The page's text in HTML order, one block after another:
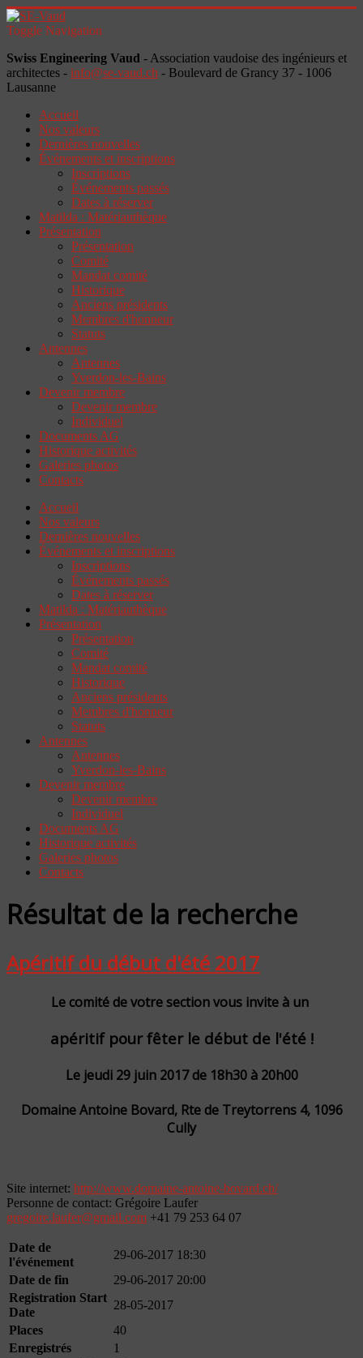
Toggle Navigation
Swiss Engineering Vaud - Association vaudoise des ingénieurs et
architectes - info@se-vaud.ch - Boulevard de Grancy 37 - 1006
Lausanne
Accueil
Nos valeurs
Dernières nouvelles
Événements et inscriptions
Inscriptions
Événements passés
Dates à réserver
Matilda : Matériauthèque
Présentation
Présentation
Comité
Mandat comité
Historique
Anciens présidents
Membres d'honneur
Statuts
Antennes
Antennes
Yverdon-les-Bains
Devenir membre
Devenir membre
Individuel
Documents AG
Historique activités
Galeries photos
Contacts
Accueil
Nos valeurs
Dernières nouvelles
Événements et inscriptions
Inscriptions
Événements passés
Dates à réserver
Matilda : Matériauthèque
Présentation
Présentation
Comité
Mandat comité
Historique
Anciens présidents
Membres d'honneur
Statuts
Antennes
Antennes
Yverdon-les-Bains
Devenir membre
Devenir membre
Individuel
Documents AG
Historique activités
Galeries photos
Contacts
Résultat de la recherche
Apéritif du début d'été 2017
Le comité de votre section vous invite à un
apéritif pour fêter le début de l'été !
Le jeudi 29 juin 2017 de 18h30 à 20h00
Domaine Antoine Bovard, Rte de Treytorrens 4, 1096
Cully
Site internet: http://www.domaine-antoine-bovard.ch/
Personne de contact: Grégoire Laufer
gregoire.laufer@gmail.com +41 79 253 64 07
Date de
l'événement
29-06-2017 18:30
Date de fin
29-06-2017 20:00
Registration Start
Date
28-05-2017
Places
40
Enregistrés
1